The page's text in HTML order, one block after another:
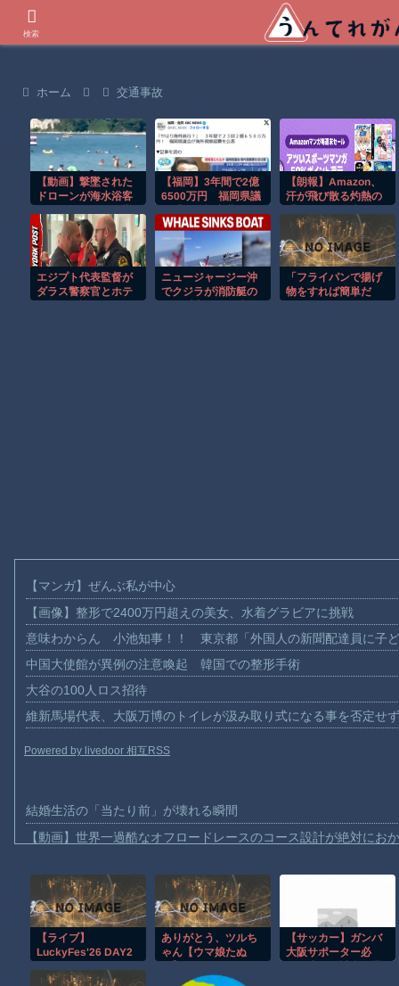
ホーム 交通事故
【動画】撃墜された
ドローンが海水浴客
落して3人死亡。
【福岡】3年間で2億
6500万円 福岡県議
表
【朗報】Amazon、
汗が飛び散る灼熱の
ル（50%還元）」を
開催！
エジプト代表監督が
ダラス警察官とホテ
ニュージャージー沖
でクジラが消防艇の
「フライパンで揚げ
物をすれば簡単だ
【マンガ】ぜんぶ私が中心
【画像】整形で2400万円超えの美女、水着グラビアに挑戦
意味わからん 小池知事！！ 東京都「外国人の新聞配達員に子
中国大使館が異例の注意喚起 韓国での整形手術
大谷の100人ロス招待
維新馬場代表、大阪万博のトイレが汲み取り式になる事を否定せ
Powered by livedoor 相互RSS
結婚生活の「当たり前」が壊れる瞬間
【動画】世界一過酷なオフロードレースのコース設計が絶対にお
ｗｗｗｗ
【珍事】サッカーの試合が原因で交通事故が起きてしまう。
【動画】急病人？横須賀の国道16号でおかしな事故が撮影される
Amazon「マンガ毎週末セール（50%還元）」アツいスポーツマ
【ライブ】
LuckyFes'26 DAY2
ありがとう、ツルち
ゃん【ウマ娘たぬ
【サッカー】ガンバ
大阪サポーター必
検索